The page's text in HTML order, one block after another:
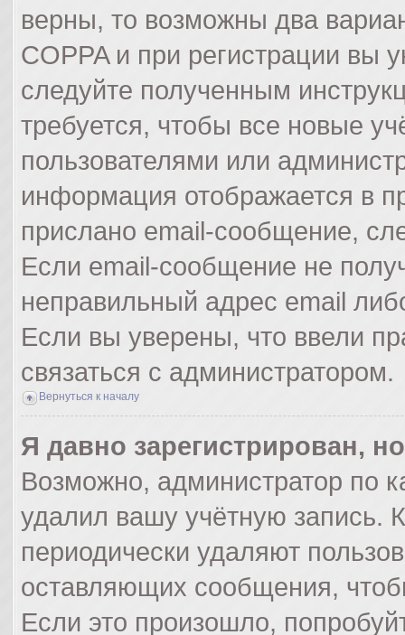
верны, то возможны два
COPPA и при регистрации вы
следуйте полученным
требуется, чтобы все новые
пользователями или
информация отображается в
прислано email-сообщение,
Если email-сообщение не
неправильный адрес email
Если вы уверены, что ввели
связаться с администратором.
Вернуться к началу
Я давно зарегистрирован,
Возможно, администратор по
удалил вашу учётную запись.
периодически удаляют
оставляющих сообщения,
Если это произошло,